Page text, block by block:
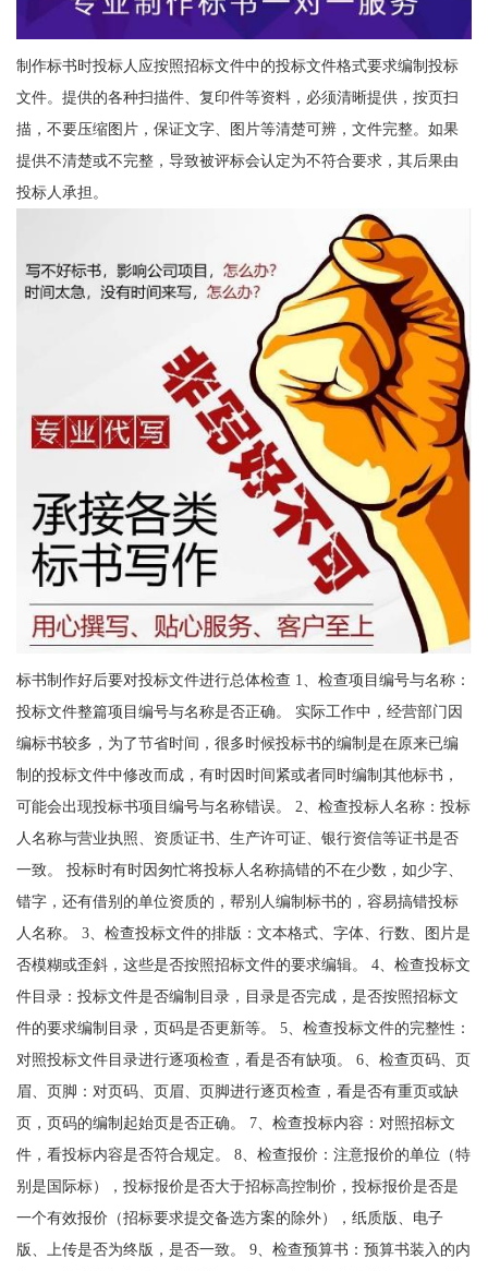
制作标书时投标人应按照招标文件中的投标文件格式要求编制投标
文件。提供的各种扫描件、复印件等资料，必须清晰提供，按页扫
描，不要压缩图片，保证文字、图片等清楚可辨，文件完整。如果
提供不清楚或不完整，导致被评标会认定为不符合要求，其后果由
投标人承担。
标书制作好后要对投标文件进行总体检查 1、检查项目编号与名称：
投标文件整篇项目编号与名称是否正确。 实际工作中，经营部门因
编标书较多，为了节省时间，很多时候投标书的编制是在原来已编
制的投标文件中修改而成，有时因时间紧或者同时编制其他标书，
可能会出现投标书项目编号与名称错误。 2、检查投标人名称：投标
人名称与营业执照、资质证书、生产许可证、银行资信等证书是否
一致。 投标时有时因匆忙将投标人名称搞错的不在少数，如少字、
错字，还有借别的单位资质的，帮别人编制标书的，容易搞错投标
人名称。 3、检查投标文件的排版：文本格式、字体、行数、图片是
否模糊或歪斜，这些是否按照招标文件的要求编辑。 4、检查投标文
件目录：投标文件是否编制目录，目录是否完成，是否按照招标文
件的要求编制目录，页码是否更新等。 5、检查投标文件的完整性：
对照投标文件目录进行逐项检查，看是否有缺项。 6、检查页码、页
眉、页脚：对页码、页眉、页脚进行逐页检查，看是否有重页或缺
页，页码的编制起始页是否正确。 7、检查投标内容：对照招标文
件，看投标内容是否符合规定。 8、检查报价：注意报价的单位（特
别是国际标），投标报价是否大于招标高控制价，投标报价是否是
一个有效报价（招标要求提交备选方案的除外），纸质版、电子
版、上传是否为终版，是否一致。 9、检查预算书：预算书装入的内